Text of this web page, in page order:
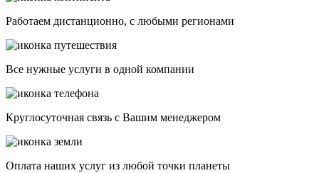
Работаем дистанционно, с любыми регионами
Все нужные услуги в одной компании
Круглосуточная связь с Вашим менеджером
Оплата наших услуг из любой точки планеты